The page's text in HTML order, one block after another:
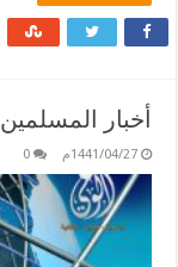
أخبار
1441/04/27م 0